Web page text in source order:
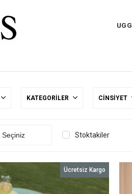
UGG
KATEGORILER CINSIYET
Stoktakiler
Ücretsiz Kargo